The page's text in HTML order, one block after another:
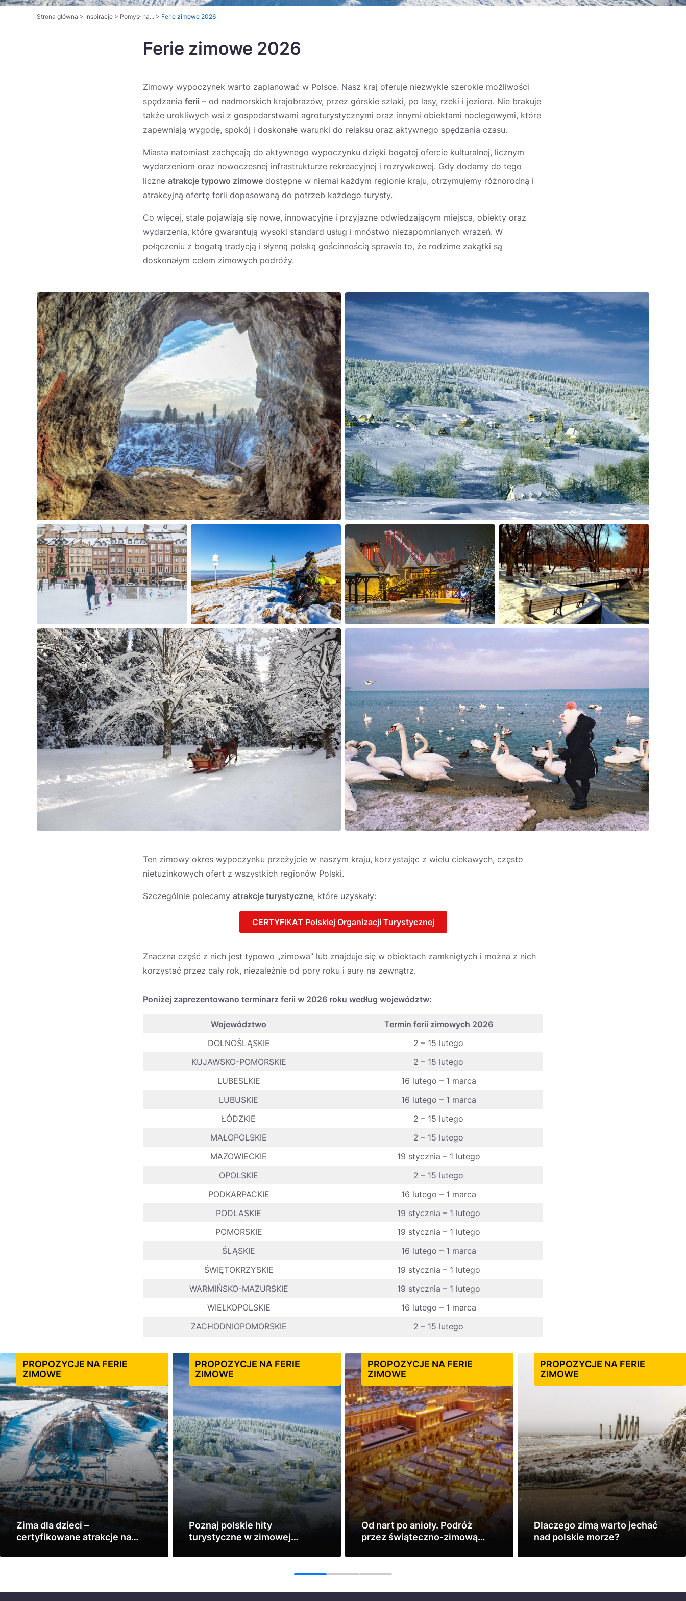
Strona główna > Inspiracje > Pomysł na... > Ferie zimowe 2026
Ferie zimowe 2026
Zimowy wypoczynek warto zaplanować w Polsce. Nasz kraj oferuje niezwykle szerokie możliwości
spędzania ferii – od nadmorskich krajobrazów, przez górskie szlaki, po lasy, rzeki i jeziora. Nie brakuje
także urokliwych wsi z gospodarstwami agroturystycznymi oraz innymi obiektami noclegowymi, które
zapewniają wygodę, spokój i doskonałe warunki do relaksu oraz aktywnego spędzania czasu.
Miasta natomiast zachęcają do aktywnego wypoczynku dzięki bogatej ofercie kulturalnej, licznym
wydarzeniom oraz nowoczesnej infrastrukturze rekreacyjnej i rozrywkowej. Gdy dodamy do tego
liczne atrakcje typowo zimowe dostępne w niemal każdym regionie kraju, otrzymujemy różnorodną i
atrakcyjną ofertę ferii dopasowaną do potrzeb każdego turysty.
Co więcej, stale pojawiają się nowe, innowacyjne i przyjazne odwiedzającym miejsca, obiekty oraz
wydarzenia, które gwarantują wysoki standard usług i mnóstwo niezapomnianych wrażeń. W
połączeniu z bogatą tradycją i słynną polską gościnnością sprawia to, że rodzime zakątki są
doskonałym celem zimowych podróży.
Ten zimowy okres wypoczynku przeżyjcie w naszym kraju, korzystając z wielu ciekawych, często
nietuzinkowych ofert z wszystkich regionów Polski.
Szczególnie polecamy atrakcje turystyczne, które uzyskały:
CERTYFIKAT Polskiej Organizacji Turystycznej
Znaczna część z nich jest typowo „zimowa” lub znajduje się w obiektach zamkniętych i można z nich
korzystać przez cały rok, niezależnie od pory roku i aury na zewnątrz.
Poniżej zaprezentowano terminarz ferii w 2026 roku według województw:
Województwo
Termin ferii zimowych 2026
DOLNOŚLĄSKIE
2 – 15 lutego
KUJAWSKO-POMORSKIE
2 – 15 lutego
LUBESLKIE
16 lutego – 1 marca
LUBUSKIE
16 lutego – 1 marca
ŁÓDZKIE
2 – 15 lutego
MAŁOPOLSKIE
2 – 15 lutego
MAZOWIECKIE
19 stycznia – 1 lutego
OPOLSKIE
2 – 15 lutego
PODKARPACKIE
16 lutego – 1 marca
PODLASKIE
19 stycznia – 1 lutego
POMORSKIE
19 stycznia – 1 lutego
ŚLĄSKIE
16 lutego – 1 marca
ŚWIĘTOKRZYSKIE
19 stycznia – 1 lutego
WARMIŃSKO-MAZURSKIE
19 stycznia – 1 lutego
WIELKOPOLSKIE
16 lutego – 1 marca
ZACHODNIOPOMORSKIE
2 – 15 lutego
PROPOZYCJE NA FERIE
ZIMOWE
Zima dla dzieci –
certyfikowane atrakcje na
Zobacz
PROPOZYCJE NA FERIE
ZIMOWE
Poznaj polskie hity
turystyczne w zimowej
Zobacz
PROPOZYCJE NA FERIE
ZIMOWE
Od nart po anioły. Podróż
przez świąteczno-zimową
Zobacz
PROPOZYCJE NA FERIE
ZIMOWE
Dlaczego zimą warto jechać
nad polskie morze?
Zobacz
1 2 3